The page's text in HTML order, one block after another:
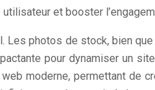
et booster
photos de stock, bien
pour dynamiser un
moderne, permettant